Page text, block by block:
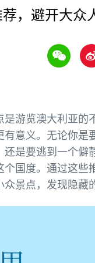
，避开大众
是游览澳大利亚
意义。无论你是
还是要逃到一个僻
个国度。通过这
景点，发现隐藏